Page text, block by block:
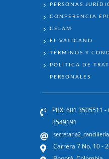
PERSONAS
CONFERENCIA
CELAM
EL VATICANO
TÉRMINOS Y
POLÍTICA DE
PERSONALES
PBX: 601 3505511
3549191
Carrera 7 No. 10 -